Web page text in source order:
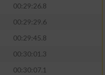
00:29:26.8
00:29:29.6
00:29:45.8
00:30:01.3
00:30:07.1